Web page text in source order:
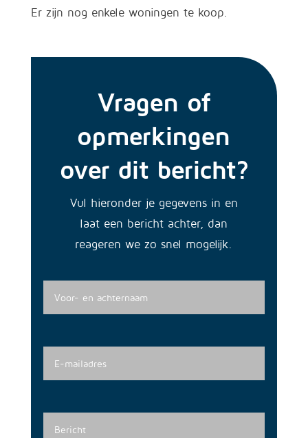
Er zijn nog enkele woningen te koop.
Vragen of
opmerkingen
over dit bericht?
Vul hieronder je gegevens in en
laat een bericht achter, dan
reageren we zo snel mogelijk.